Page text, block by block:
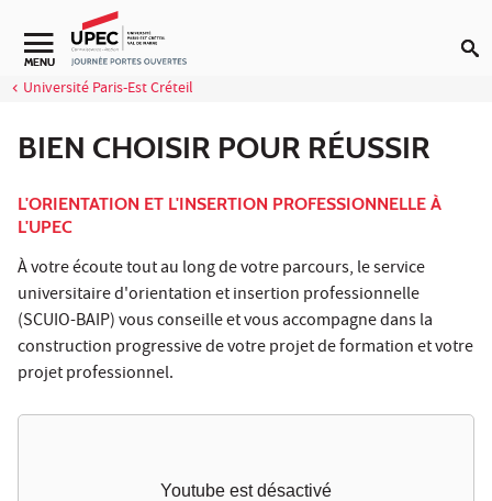
Aller au contenu
MENU
Université Paris-Est Créteil
BIEN CHOISIR POUR RÉUSSIR
L'ORIENTATION ET L'INSERTION PROFESSIONNELLE À
L'UPEC
À votre écoute tout au long de votre parcours, le service
universitaire d'orientation et insertion professionnelle
(SCUIO-BAIP) vous conseille et vous accompagne dans la
construction progressive de votre projet de formation et votre
projet professionnel.
Youtube est désactivé